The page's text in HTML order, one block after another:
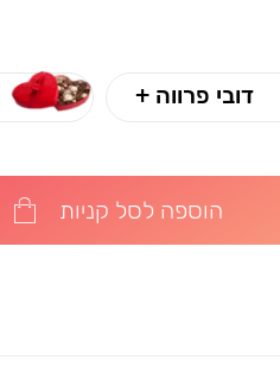
דובי פרווה +
הוספה לסל קניות